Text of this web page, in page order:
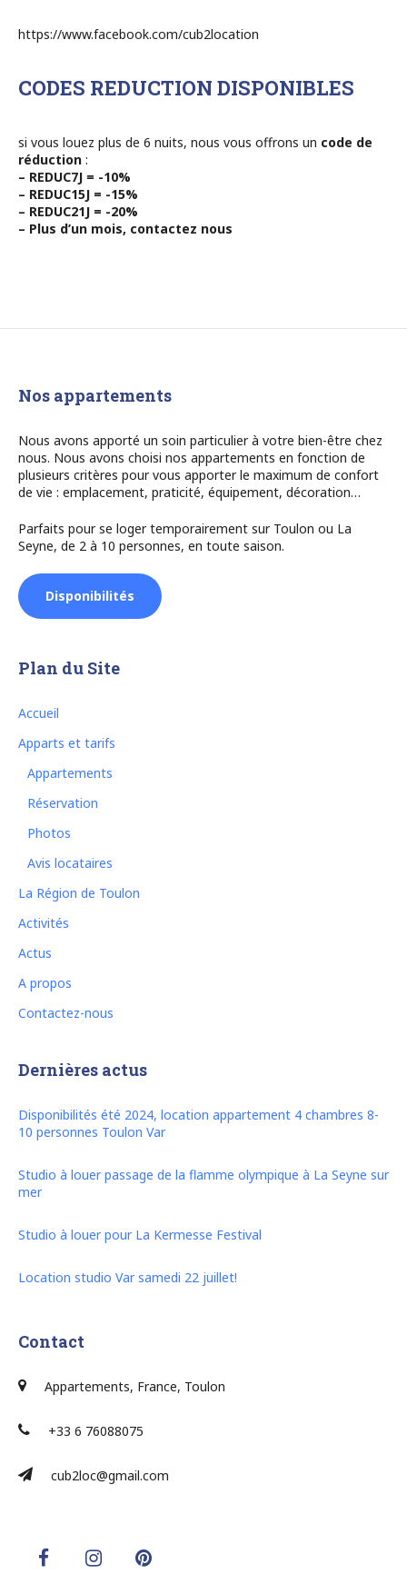
https://www.facebook.com/cub2location
CODES REDUCTION DISPONIBLES
si vous louez plus de 6 nuits, nous vous offrons un code de
réduction :
– REDUC7J = -10%
– REDUC15J = -15%
– REDUC21J = -20%
– Plus d’un mois, contactez nous
Nos appartements
Nous avons apporté un soin particulier à votre bien-être chez
nous. Nous avons choisi nos appartements en fonction de
plusieurs critères pour vous apporter le maximum de confort
de vie : emplacement, praticité, équipement, décoration…
Parfaits pour se loger temporairement sur Toulon ou La
Seyne, de 2 à 10 personnes, en toute saison.
Disponibilités
Plan du Site
Accueil
Apparts et tarifs
Appartements
Réservation
Photos
Avis locataires
La Région de Toulon
Activités
Actus
A propos
Contactez-nous
Dernières actus
Disponibilités été 2024, location appartement 4 chambres 8-
10 personnes Toulon Var
Studio à louer passage de la flamme olympique à La Seyne sur
mer
Studio à louer pour La Kermesse Festival
Location studio Var samedi 22 juillet!
Contact
Appartements, France, Toulon
+33 6 76088075
cub2loc@gmail.com